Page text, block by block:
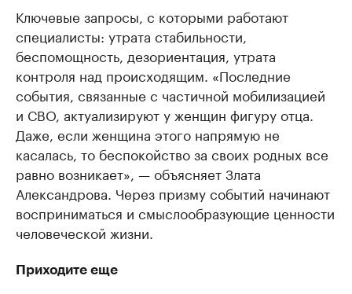
Ключевые запросы, с которыми работают
специалисты: утрата стабильности,
беспомощность, дезориентация, утрата
контроля над происходящим. «Последние
события, связанные с частичной мобилизацией
и СВО, актуализируют у женщин фигуру отца.
Даже, если женщина этого напрямую не
касалась, то беспокойство за своих родных все
равно возникает», — объясняет Злата
Александрова. Через призму событий начинают
восприниматься и смыслообразующие ценности
человеческой жизни.
Приходите еще